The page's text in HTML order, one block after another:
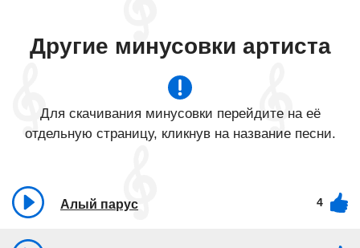
Другие минусовки артиста
Для скачивания минусовки перейдите на её
отдельную страницу, кликнув на название песни.
Алый парус 4